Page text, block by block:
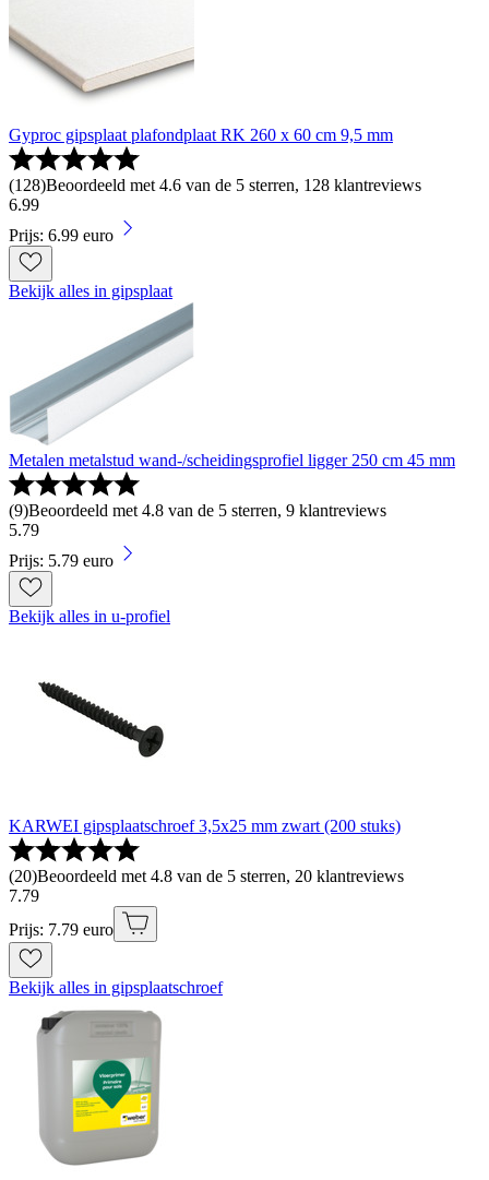
Gyproc gipsplaat plafondplaat RK 260 x 60 cm 9,5 mm
(128)Beoordeeld met 4.6 van de 5 sterren, 128 klantreviews
6.99
Prijs: 6.99 euro
Bekijk alles in gipsplaat
Metalen metalstud wand-/scheidingsprofiel ligger 250 cm 45 mm
(9)Beoordeeld met 4.8 van de 5 sterren, 9 klantreviews
5.79
Prijs: 5.79 euro
Bekijk alles in u-profiel
KARWEI gipsplaatschroef 3,5x25 mm zwart (200 stuks)
(20)Beoordeeld met 4.8 van de 5 sterren, 20 klantreviews
7.79
Prijs: 7.79 euro
Bekijk alles in gipsplaatschroef